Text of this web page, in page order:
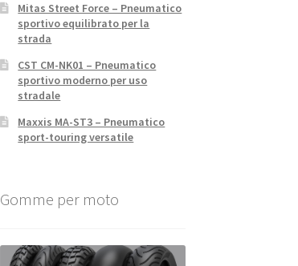
Mitas Street Force – Pneumatico
sportivo equilibrato per la
strada
CST CM-NK01 – Pneumatico
sportivo moderno per uso
stradale
Maxxis MA-ST3 – Pneumatico
sport-touring versatile
Gomme per moto